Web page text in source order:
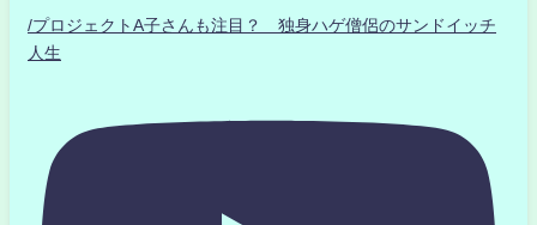
/プロジェクトA子さんも注目？ 独身ハゲ僧侶のサンドイッチ
人生